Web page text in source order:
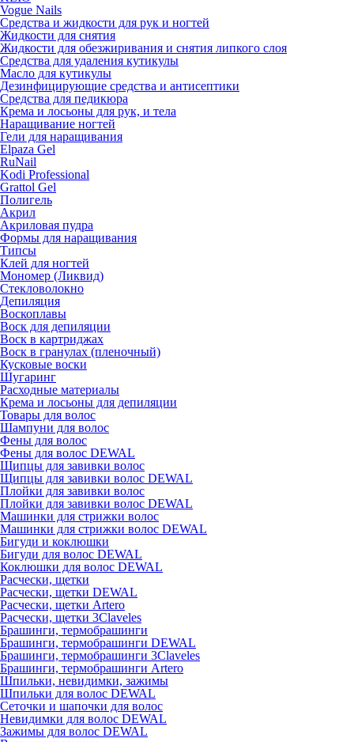
Vogue Nails
Средства и жидкости для рук и ногтей
Жидкости для снятия
Жидкости для обезжиривания и снятия липкого слоя
Средства для удаления кутикулы
Масло для кутикулы
Дезинфицирующие средства и антисептики
Средства для педикюра
Крема и лосьоны для рук, и тела
Наращивание ногтей
Гели для наращивания
Elpaza Gel
RuNail
Kodi Professional
Grattol Gel
Полигель
Акрил
Акриловая пудра
Формы для наращивания
Типсы
Клей для ногтей
Мономер (Ликвид)
Стекловолокно
Депиляция
Воскоплавы
Воск для депиляции
Воск в картриджах
Воск в гранулах (пленочный)
Кусковые воски
Шугаринг
Расходные материалы
Крема и лосьоны для депиляции
Товары для волос
Шампуни для волос
Фены для волос
Фены для волос DEWAL
Щипцы для завивки волос
Щипцы для завивки волос DEWAL
Плойки для завивки волос
Плойки для завивки волос DEWAL
Машинки для стрижки волос
Машинки для стрижки волос DEWAL
Бигуди и коклюшки
Бигуди для волос DEWAL
Коклюшки для волос DEWAL
Расчески, щетки
Расчески, щетки DEWAL
Расчески, щетки Artero
Расчески, щетки 3Claveles
Брашинги, термобрашинги
Брашинги, термобрашинги DEWAL
Брашинги, термобрашинги 3Claveles
Брашинги, термобрашинги Artero
Шпильки, невидимки, зажимы
Шпильки для волос DEWAL
Сеточки и шапочки для волос
Невидимки для волос DEWAL
Зажимы для волос DEWAL